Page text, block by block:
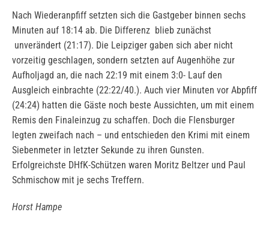
Nach Wiederanpfiff setzten sich die Gastgeber binnen sechs
Minuten auf 18:14 ab. Die Differenz blieb zunächst
unverändert (21:17). Die Leipziger gaben sich aber nicht
vorzeitig geschlagen, sondern setzten auf Augenhöhe zur
Aufholjagd an, die nach 22:19 mit einem 3:0- Lauf den
Ausgleich einbrachte (22:22/40.). Auch vier Minuten vor Abpfiff
(24:24) hatten die Gäste noch beste Aussichten, um mit einem
Remis den Finaleinzug zu schaffen. Doch die Flensburger
legten zweifach nach – und entschieden den Krimi mit einem
Siebenmeter in letzter Sekunde zu ihren Gunsten.
Erfolgreichste DHfK-Schützen waren Moritz Beltzer und Paul
Schmischow mit je sechs Treffern.
Horst Hampe